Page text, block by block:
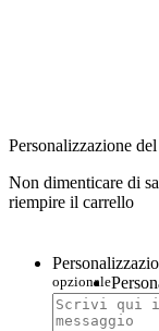
Personalizzazione
Non dimenticare di
riempire il carrello
opzionale